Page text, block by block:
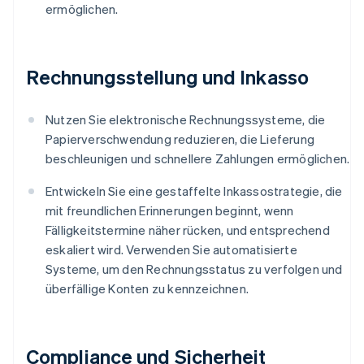
ermöglichen.
Rechnungsstellung und Inkasso
Nutzen Sie elektronische Rechnungssysteme, die
Papierverschwendung reduzieren, die Lieferung
beschleunigen und schnellere Zahlungen ermöglichen.
Entwickeln Sie eine gestaffelte Inkassostrategie, die
mit freundlichen Erinnerungen beginnt, wenn
Fälligkeitstermine näher rücken, und entsprechend
eskaliert wird. Verwenden Sie automatisierte
Systeme, um den Rechnungsstatus zu verfolgen und
überfällige Konten zu kennzeichnen.
Compliance und Sicherheit